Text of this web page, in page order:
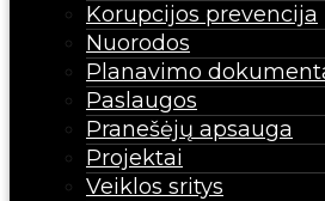
Korupcijos prevencija
Nuorodos
Planavimo
Paslaugos
Pranešėjų apsauga
Projektai
Veiklos sritys